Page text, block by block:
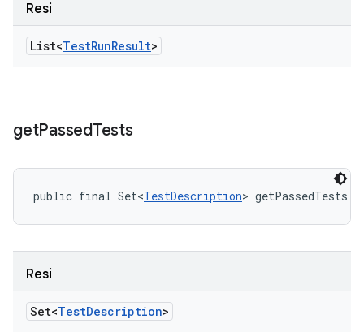
Resi
List<TestRunResult>
getPassedTests
public final Set<TestDescription> getPassedTests
Resi
Set<TestDescription>